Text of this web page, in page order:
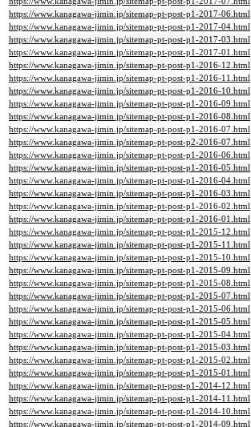
https://www.kanagawa-jimin.jp/sitemap-pt-post-p1-2017-06.html
https://www.kanagawa-jimin.jp/sitemap-pt-post-p1-2017-04.html
https://www.kanagawa-jimin.jp/sitemap-pt-post-p1-2017-03.html
https://www.kanagawa-jimin.jp/sitemap-pt-post-p1-2017-01.html
https://www.kanagawa-jimin.jp/sitemap-pt-post-p1-2016-12.html
https://www.kanagawa-jimin.jp/sitemap-pt-post-p1-2016-11.html
https://www.kanagawa-jimin.jp/sitemap-pt-post-p1-2016-10.html
https://www.kanagawa-jimin.jp/sitemap-pt-post-p1-2016-09.html
https://www.kanagawa-jimin.jp/sitemap-pt-post-p1-2016-08.html
https://www.kanagawa-jimin.jp/sitemap-pt-post-p1-2016-07.html
https://www.kanagawa-jimin.jp/sitemap-pt-post-p2-2016-07.html
https://www.kanagawa-jimin.jp/sitemap-pt-post-p1-2016-06.html
https://www.kanagawa-jimin.jp/sitemap-pt-post-p1-2016-05.html
https://www.kanagawa-jimin.jp/sitemap-pt-post-p1-2016-04.html
https://www.kanagawa-jimin.jp/sitemap-pt-post-p1-2016-03.html
https://www.kanagawa-jimin.jp/sitemap-pt-post-p1-2016-02.html
https://www.kanagawa-jimin.jp/sitemap-pt-post-p1-2016-01.html
https://www.kanagawa-jimin.jp/sitemap-pt-post-p1-2015-12.html
https://www.kanagawa-jimin.jp/sitemap-pt-post-p1-2015-11.html
https://www.kanagawa-jimin.jp/sitemap-pt-post-p1-2015-10.html
https://www.kanagawa-jimin.jp/sitemap-pt-post-p1-2015-09.html
https://www.kanagawa-jimin.jp/sitemap-pt-post-p1-2015-08.html
https://www.kanagawa-jimin.jp/sitemap-pt-post-p1-2015-07.html
https://www.kanagawa-jimin.jp/sitemap-pt-post-p1-2015-06.html
https://www.kanagawa-jimin.jp/sitemap-pt-post-p1-2015-05.html
https://www.kanagawa-jimin.jp/sitemap-pt-post-p1-2015-04.html
https://www.kanagawa-jimin.jp/sitemap-pt-post-p1-2015-03.html
https://www.kanagawa-jimin.jp/sitemap-pt-post-p1-2015-02.html
https://www.kanagawa-jimin.jp/sitemap-pt-post-p1-2015-01.html
https://www.kanagawa-jimin.jp/sitemap-pt-post-p1-2014-12.html
https://www.kanagawa-jimin.jp/sitemap-pt-post-p1-2014-11.html
https://www.kanagawa-jimin.jp/sitemap-pt-post-p1-2014-10.html
https://www.kanagawa-jimin.jp/sitemap-pt-post-p1-2014-09.html